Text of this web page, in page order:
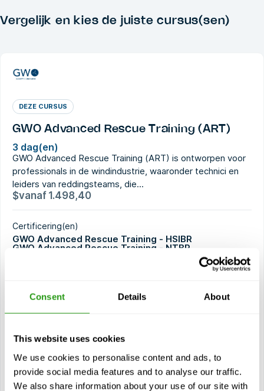
Consent Details About
This website uses cookies
We use cookies to personalise content and ads, to
provide social media features and to analyse our traffic.
We also share information about your use of our site with
Vergelijk en kies de juiste cursus(sen)
DEZE CURSUS
GWO Advanced Rescue Training (ART)
3 dag(en)
GWO Advanced Rescue Training (ART) is ontworpen voor
professionals in de windindustrie, waaronder technici en
leiders van reddingsteams, die...
$vanaf 1.498,40
Certificering(en)
GWO Advanced Rescue Training - HSIBR
GWO Advanced Rescue Training - NTBR
GWO Advanced Rescue Training - SR:HSIBR
GWO Advanced Rescue Training - SR:NTBR
Modules
Naaf, spinner en redding binnenblad (HSIBR)
Redding van gondels, torens en kelders (NTBR)